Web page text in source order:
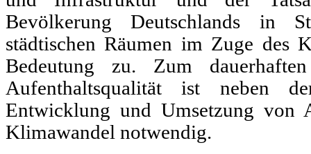
Bevölkerung Deutschlands in
städtischen Räumen im Zuge des
Bedeutung zu. Zum
Aufenthaltsqualität ist neben
Entwicklung und Umsetzung von
Klimawandel notwendig.